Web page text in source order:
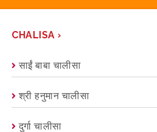
CHALISA ›
साईं बाबा चालीसा
श्री हनुमान चालीसा
दुर्गा चालीसा